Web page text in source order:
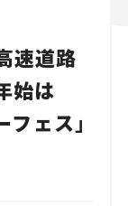
速道路
始は
フェス」